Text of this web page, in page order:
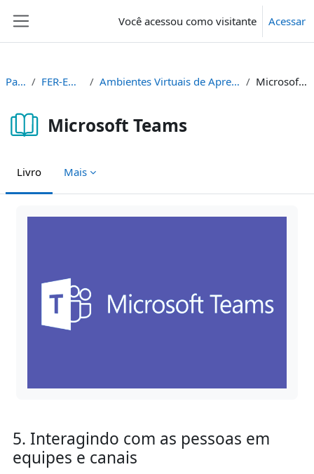
Você acessou como visitante Acessar
Painel FER-ENS-REM Ambientes Virtuais de Aprendizagem - AVA Microsoft Teams
Microsoft Teams
Livro Mais
5. Interagindo com as pessoas em
equipes e canais